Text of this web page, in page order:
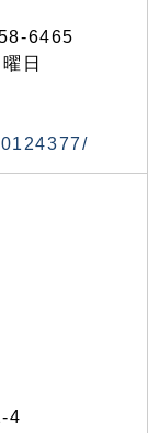
6465
日
4